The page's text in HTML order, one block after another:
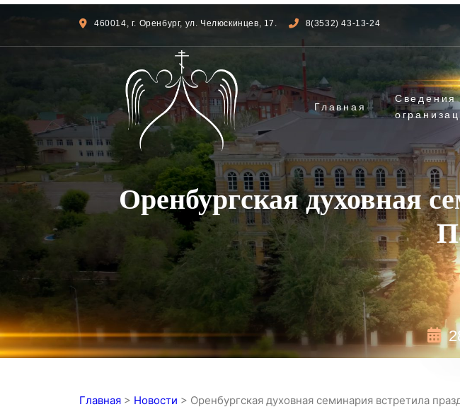
460014, г. Оренбург, ул. Челюскинцев, 17. 8(3532) 43-13-24
Главная
Сведения
Оренбургская духовная
Главная > Новости > Оренбургская духовная семинария встретила